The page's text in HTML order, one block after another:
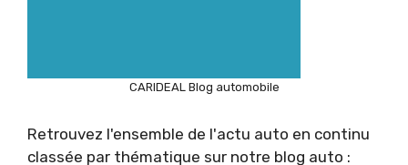
CARIDEAL Blog automobile
Retrouvez l'ensemble de l'actu auto en continu
classée par thématique sur notre blog auto :